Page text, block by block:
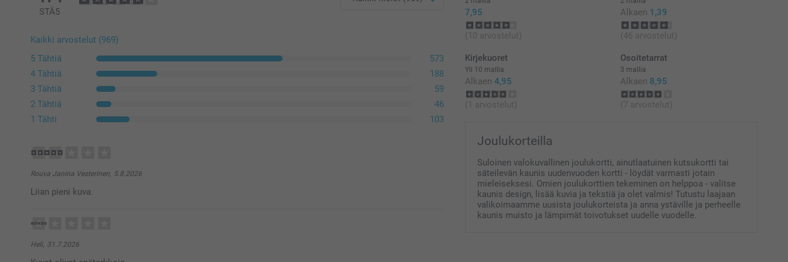
Osta lisäksi kauniin väriset kirjekuoret, tai saa
Alkaen Ilmainen
Lisävalintojen hinnat ja saatavuus
Paperi 120 g
Valkoinen (esivalittu)
Tummanpunainen
Laventeli
Ruskea
Paperi 160 g
1 - 4
5 - 9
10 - 19
30+
STÄ5
Kaikki arvostelut (969)
5 Tähtiä
573
4 Tähtiä
188
3 Tähtiä
59
2 Tähtiä
46
1 Tähti
103
Rouva Janina Vesterinen, 5.8.2026
Liian pieni kuva.
Heli, 31.7.2026
7,95
(10 arvostelut)
Alkaen 1,39
(46 arvostelut)
Kirjekuoret
Yli 10 mallia
Alkaen 4,95
(1 arvostelut)
Osoitetarrat
3 mallia
Alkaen 8,95
(7 arvostelut)
Joulukorteilla
Suloinen valokuvallinen joulukortti, ainutlaatuinen kutsukortti tai
säteilevän kaunis uudenvuoden kortti - löydät varmasti jotain
mieleiseksesi. Omien joulukorttien tekeminen on helppoa - valitse
kaunis design, lisää kuvia ja tekstiä ja olet valmis! Tutustu laajaan
valikoimaamme uusista joulukorteista ja anna ystäville ja perheelle
kaunis muisto ja lämpimät toivotukset uudelle vuodelle.